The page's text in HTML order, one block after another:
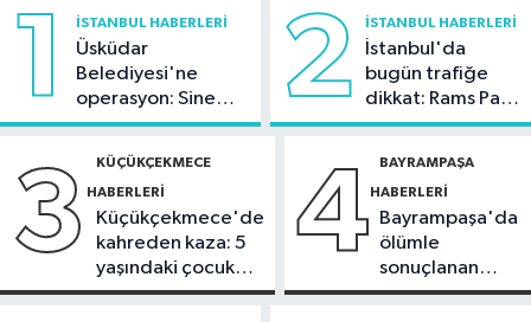
milyona ulaştı
Kültür Sanat
21:17
demeyin, önlemini alın
1 İSTANBUL HABERLERI
Üsküdar
Belediyesi'ne
operasyon: Sinem
Dedetaş'a
2 İSTANBUL HABERLERI
İstanbul'da
bugün trafiğe
dikkat: Rams Park
çevresinde bazı
3 KÜÇÜKÇEKMECE
HABERLERI
Küçükçekmece'de
kahreden kaza: 5
yaşındaki çocuk
yoğun bakımda
4 BAYRAMPAŞA
HABERLERI
Bayrampaşa'da
ölümle
sonuçlanan
kaza: Sürücü